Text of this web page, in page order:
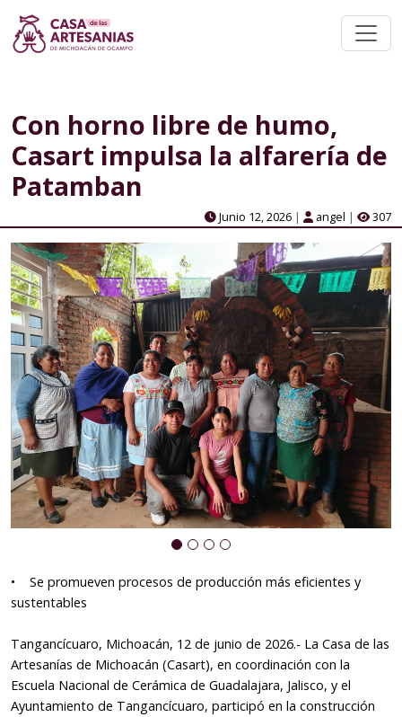
Con horno libre de humo,
Casart impulsa la alfarería de
Patamban
Junio 12, 2026 | angel | 307
• Se promueven procesos de producción más eficientes y
sustentables
Tangancícuaro, Michoacán, 12 de junio de 2026.- La Casa de las
Artesanías de Michoacán (Casart), en coordinación con la
Escuela Nacional de Cerámica de Guadalajara, Jalisco, y el
Ayuntamiento de Tangancícuaro, participó en la construcción